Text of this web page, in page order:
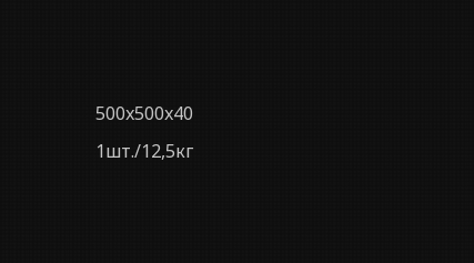
500x500x40
1шт./12,5кг